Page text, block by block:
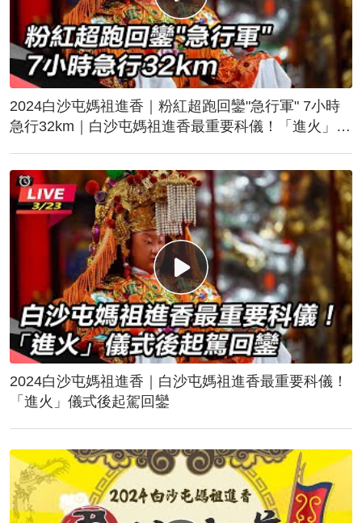
2024白沙屯媽祖進香｜粉紅超跑回鑾"急行軍" 7小時
急行32km｜白沙屯媽祖進香最重要科儀！「進火」儀
2024白沙屯媽祖進香｜白沙屯媽祖進香最重要科儀！
「進火」儀式後起駕回鑾